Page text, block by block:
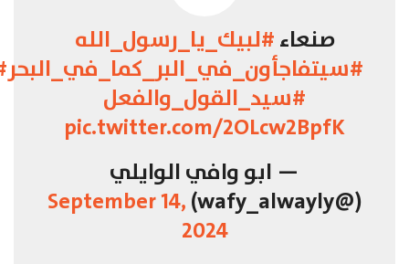
صنعاء#لبيك_يا_رسول_الله
#سيتفاجأون_في_البر_كما_في_البحر
#سيد_القول_والفعل
pic.twitter.com/2OLcw2BpfK
— ابو وافي الوايلي
(@wafy_alwayly)
September 14,
2024